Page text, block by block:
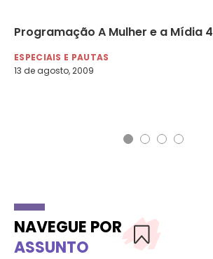
Programação A Mulher e a Mídia 4
ESPECIAIS E PAUTAS
13 de agosto, 2009
NAVEGUE POR
ASSUNTO